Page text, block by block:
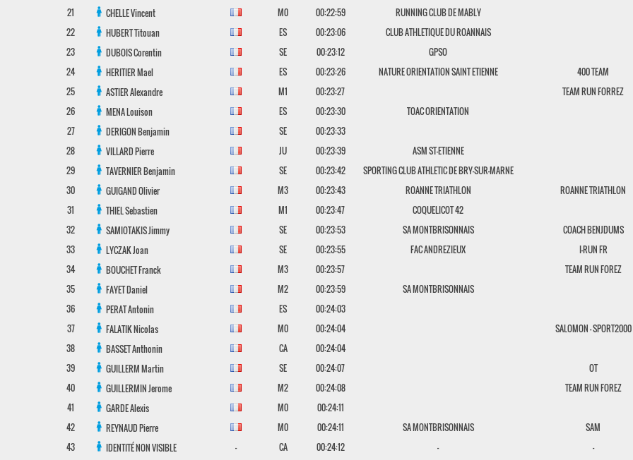
21
CHELLEVincent M0 00:22:59
RUNNING CLUB DE MABLY
22
HUBERTTitouan ES 00:23:06
CLUB ATHLETIQUE DU ROANNAIS
23
DUBOISCorentin SE 00:23:12
GPSO
24
HERITIERMael ES 00:23:26 NATURE ORIENTATION SAINT ETIENNE
400 TEAM
25
ASTIERAlexandre M1 00:23:27
TEAM RUN FORREZ
26
MENALouison ES 00:23:30
TOAC ORIENTATION
27
DERIGONBenjamin SE
00:23:33
28
VILLARDPierre JU 00:23:39
ASM ST-ETIENNE
29
TAVERNIERBenjamin SE 00:23:42
SPORTING CLUB ATHLETIC DE BRY-SUR-MARNE
30
GUIGANDOlivier M3 00:23:43 ROANNE TRIATHLON
ROANNE TRIATHLON
31
THIELSebastien M1 00:23:47
COQUELICOT 42
32
SAMIOTAKISJimmy SE 00:23:53 SA MONTBRISONNAIS
COACH BENJDUMS
33
LYCZAKJoan SE 00:23:55 FAC ANDREZIEUX
I-RUN FR
34
BOUCHETFranck M3 00:23:57
TEAM RUN FOREZ
35
FAYETDaniel M2 00:23:59
SA MONTBRISONNAIS
36
PERATAntonin ES
00:24:03
37
FALATIKNicolas M0 00:24:04
SALOMON - SPORT2000
38
BASSETAnthonin CA
00:24:04
39
GUILLERMMartin SE 00:24:07
OT
40
GUILLERMINJerome M2 00:24:08
TEAM RUN FOREZ
41
GARDEAlexis M0
00:24:11
42
REYNAUDPierre M0 00:24:11 SA MONTBRISONNAIS
SAM
43
IDENTITÉ NON VISIBLE - CA 00:24:12 -
-